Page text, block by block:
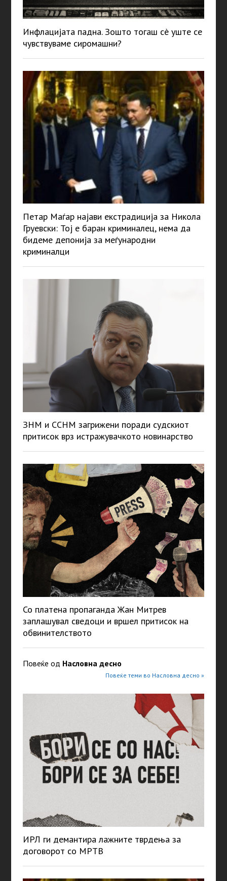
Инфлацијата падна. Зошто тогаш сè уште се
чувствуваме сиромашни?
Петар Маѓар најави екстрадиција за Никола
Груевски: Тој е баран криминалец, нема да
бидеме депонија за меѓународни
криминалци
ЗНМ и ССНМ загрижени поради судскиот
притисок врз истражувачкото новинарство
Со платена пропаганда Жан Митрев
заплашувал сведоци и вршел притисок на
обвинителството
Повеќе од Насловна десно
Повеќе теми во Насловна десно »
ИРЛ ги демантира лажните тврдења за
договорот со МРТВ